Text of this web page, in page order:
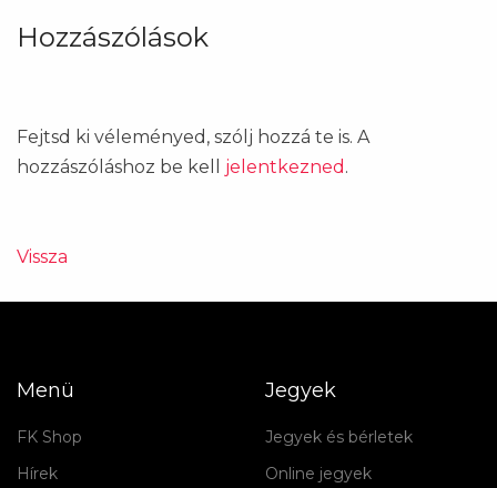
Hozzászólások
Fejtsd ki véleményed, szólj hozzá te is. A
hozzászóláshoz be kell jelentkezned .
Vissza
Menü
FK Shop
Hírek
Jegyek
Jegyek és bérletek
Online jegyek